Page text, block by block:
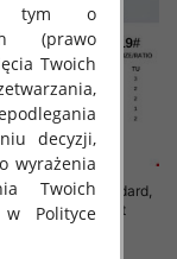
Roz Standard,
Paczka 12 szt
tym o
(prawo
Twoich
decyzji,
wyrażenia
Twoich
w Polityce